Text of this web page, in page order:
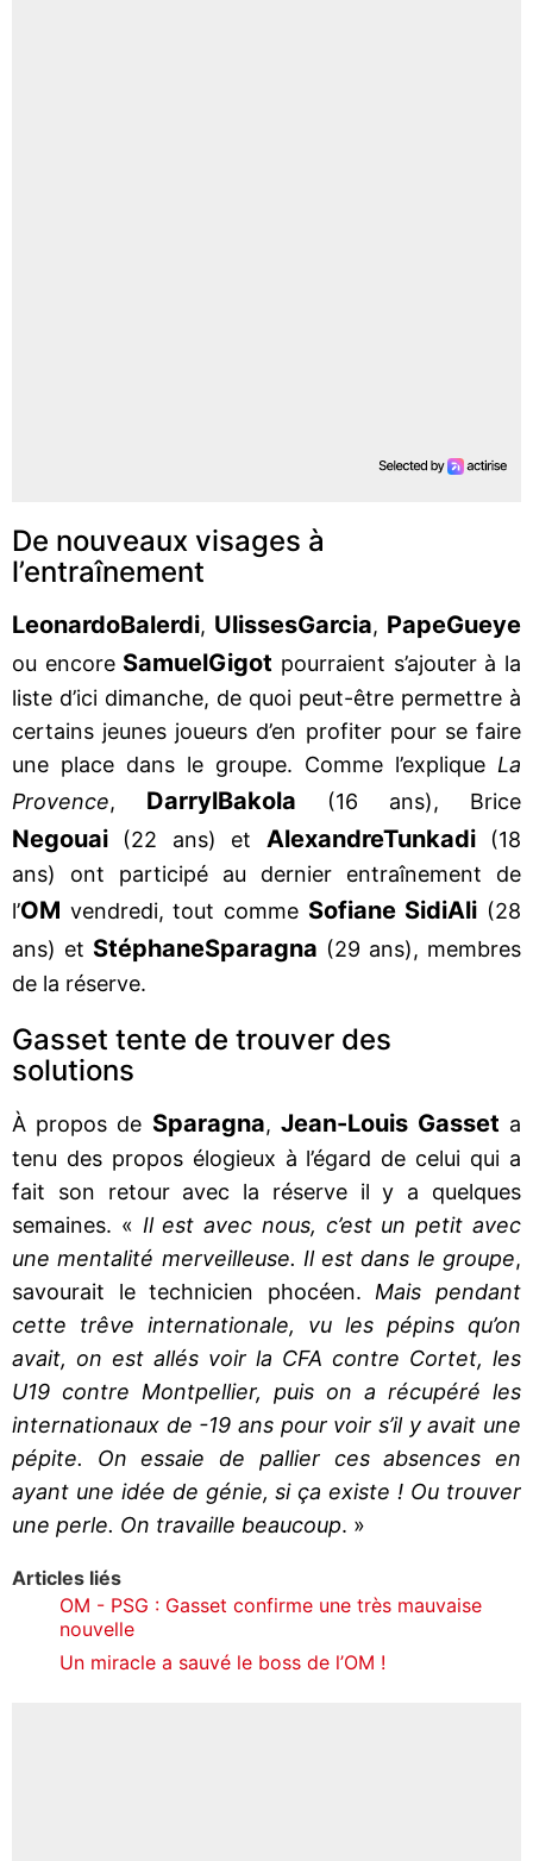
De nouveaux visages à
l’entraînement
LeonardoBalerdi, UlissesGarcia, PapeGueye
ou encore SamuelGigot pourraient s’ajouter à la
liste d’ici dimanche, de quoi peut-être permettre à
certains jeunes joueurs d’en profiter pour se faire
une place dans le groupe. Comme l’explique La
Provence, DarrylBakola (16 ans), Brice
Negouai (22 ans) et AlexandreTunkadi(18
ans) ont participé au dernier entraînement de
l’OM vendredi, tout comme Sofiane SidiAli (28
ans) et StéphaneSparagna (29 ans), membres
de la réserve.
Gasset tente de trouver des
solutions
À propos de Sparagna, Jean-Louis Gasset a
tenu des propos élogieux à l’égard de celui qui a
fait son retour avec la réserve il y a quelques
semaines. « Il est avec nous, c’est un petit avec
une mentalité merveilleuse. Il est dans le groupe,
savourait le technicien phocéen. Mais pendant
cette trêve internationale, vu les pépins qu’on
avait, on est allés voir la CFA contre Cortet, les
U19 contre Montpellier, puis on a récupéré les
internationaux de -19 ans pour voir s’il y avait une
pépite. On essaie de pallier ces absences en
ayant une idée de génie, si ça existe ! Ou trouver
une perle. On travaille beaucoup. »
Articles liés
OM - PSG : Gasset confirme une très mauvaise
nouvelle
Un miracle a sauvé le boss de l’OM !